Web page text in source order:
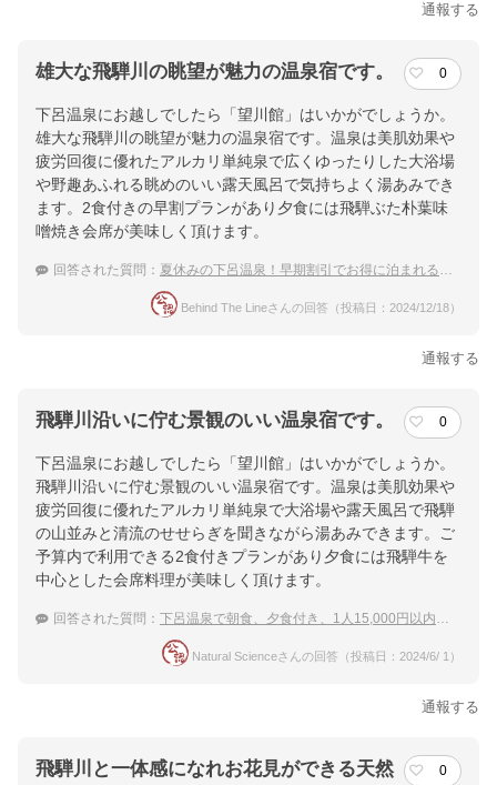
通報する
雄大な飛騨川の眺望が魅力の温泉宿です。 0
下呂温泉にお越しでしたら「望川館」はいかがでしょうか。
雄大な飛騨川の眺望が魅力の温泉宿です。温泉は美肌効果や
疲労回復に優れたアルカリ単純泉で広くゆったりした大浴場
や野趣あふれる眺めのいい露天風呂で気持ちよく湯あみでき
ます。2食付きの早割プランがあり夕食には飛騨ぶた朴葉味
噌焼き会席が美味しく頂けます。
回答された質問： 夏休みの下呂温泉！早期割引でお得に泊まれる宿のおすすめは？
Behind The Lineさんの回答（投稿日：2024/12/18）
通報する
飛騨川沿いに佇む景観のいい温泉宿です。 0
下呂温泉にお越しでしたら「望川館」はいかがでしょうか。
飛騨川沿いに佇む景観のいい温泉宿です。温泉は美肌効果や
疲労回復に優れたアルカリ単純泉で大浴場や露天風呂で飛騨
の山並みと清流のせせらぎを聞きながら湯あみできます。ご
予算内で利用できる2食付きプランがあり夕食には飛騨牛を
中心とした会席料理が美味しく頂けます。
回答された質問： 下呂温泉で朝食、夕食付き、1人15,000円以内のコスパの良い温泉宿
Natural Scienceさんの回答（投稿日：2024/6/ 1）
通報する
飛騨川と一体感になれお花見ができる天然
0